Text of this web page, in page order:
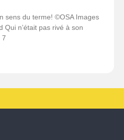
sens du terme! ©OSA Images
Qui n’était pas rivé à son
7